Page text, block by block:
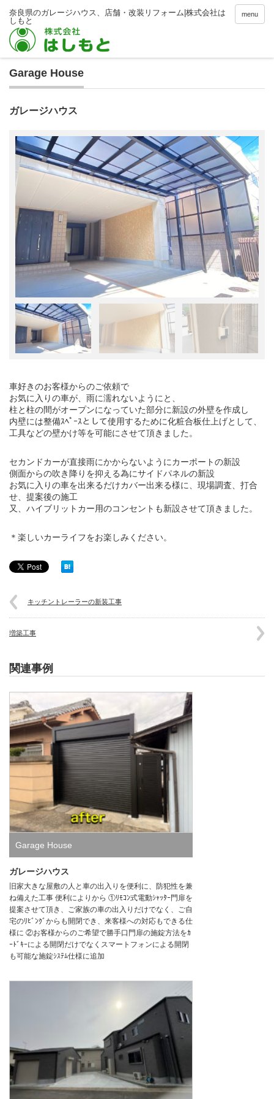
menu
Garage House
ガレージハウス
車好きのお客様からのご依頼で
お気に入りの車が、雨に濡れないようにと、
柱と柱の間がオープンになっていた部分に新設の外壁を作成し
内壁には整備ｽﾍﾟｰｽとして使用するために化粧合板仕上げとして、
工具などの壁かけ等を可能にさせて頂きました。
セカンドカーが直接雨にかからないようにカーポートの新設
側面からの吹き降りを抑える為にサイドパネルの新設
お気に入りの車を出来るだけカバー出来る様に、現場調査、打合
せ、提案後の施工
又、ハイブリットカー用のコンセントも新設させて頂きました。
＊楽しいカーライフをお楽しみください。
キッチントレーラーの新装工事
増築工事
関連事例
Garage House
ガレージハウス
旧家大きな屋敷の人と車の出入りを便利に、防犯性を兼
ね備えた工事 便利によりから ①ﾘﾓｺﾝ式電動ｼｬｯﾀｰ門扉を
提案させて頂き、ご家族の車の出入りだけでなく、ご自
宅のﾘﾋﾞﾝｸﾞからも開閉でき、来客様への対応もできる仕
様に ②お客様からのご希望で勝手口門扉の施錠方法をｶ
ｰﾄﾞｷｰによる開閉だけでなくスマートフォンによる開閉
も可能な施錠ｼｽﾃﾑ仕様に追加